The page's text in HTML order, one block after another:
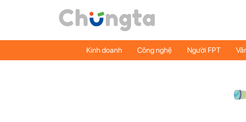
Kinh doanh Công nghệ Người FPT